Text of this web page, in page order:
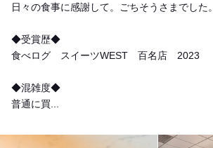
日々の食事に感謝して。ごちそうさまでした。
◆受賞歴◆
食べログ スイーツWEST 百名店 2023
◆混雑度◆
普通に買...